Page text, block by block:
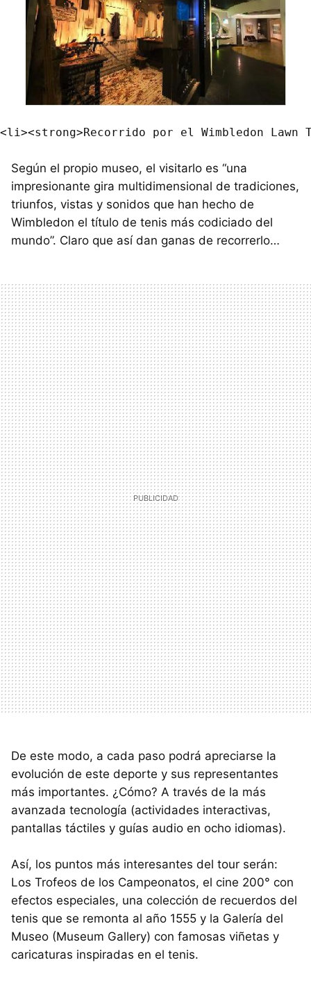
Según el propio museo, el visitarlo es “una
impresionante gira multidimensional de tradiciones,
triunfos, vistas y sonidos que han hecho de
Wimbledon el título de tenis más codiciado del
mundo”. Claro que así dan ganas de recorrerlo…
De este modo, a cada paso podrá apreciarse la
evolución de este deporte y sus representantes
más importantes. ¿Cómo? A través de la más
avanzada tecnología (actividades interactivas,
pantallas táctiles y guías audio en ocho idiomas).
Así, los puntos más interesantes del tour serán:
Los Trofeos de los Campeonatos, el cine 200° con
efectos especiales, una colección de recuerdos del
tenis que se remonta al año 1555 y la Galería del
Museo (Museum Gallery) con famosas viñetas y
caricaturas inspiradas en el tenis.